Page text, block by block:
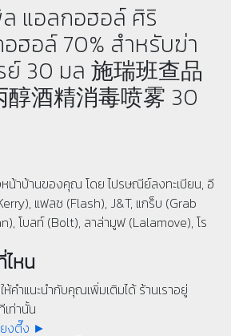
ล แอลกอฮอล์ ศิริ
ฮอล์ 70% สำหรับฆ่า
ย์ 30 มล 施瑞班查品
醇酒精消毒喷雾 30
น้าบ้านของคุณ โดย ไปรษณีย์ลงทะเบียน, อี
แฟลช (Flash), J&T, แกร็บ (Grab
โบลท์ (Bolt), ลาล่ามูฟ (Lalamove), โร
หน
ห้คำแนะนำกับคุณเพิ่มเติมได้ ร้านเราอยู่
ท่านั้น
ยงตึ๊ง ►